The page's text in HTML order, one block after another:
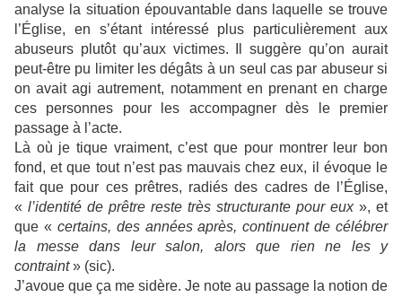
analyse la situation épouvantable dans laquelle se trouve
l’Église, en s’étant intéressé plus particulièrement aux
abuseurs plutôt qu’aux victimes. Il suggère qu’on aurait
peut-être pu limiter les dégâts à un seul cas par abuseur si
on avait agi autrement, notamment en prenant en charge
ces personnes pour les accompagner dès le premier
passage à l’acte.
Là où je tique vraiment, c’est que pour montrer leur bon
fond, et que tout n’est pas mauvais chez eux, il évoque le
fait que pour ces prêtres, radiés des cadres de l’Église,
« l’identité de prêtre reste très structurante pour eux », et
que « certains, des années après, continuent de célébrer
la messe dans leur salon, alors que rien ne les y
contraint» (sic).
J’avoue que ça me sidère. Je note au passage la notion de